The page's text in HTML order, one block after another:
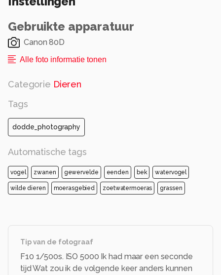
Gebruikte apparatuur
Canon 80D
Alle foto informatie tonen
Categorie Dieren
Tags
dodde_photography
Automatische tags
vogel zwanen gewervelde eenden bek watervogel
wilde dieren moerasgebied zoetwatermoeras grassen
Tip van de fotograaf
F10 1/500s. ISO 5000 Ik had maar een seconde
tijd Wat zou ik de volgende keer anders kunnen